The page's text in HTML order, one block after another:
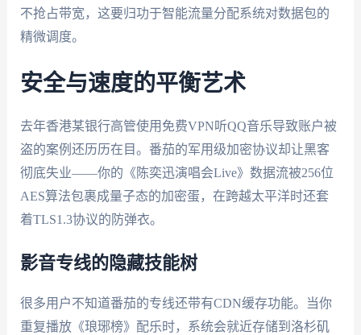
不抢占带宽，这要归功于智能流量分配系统对数据包的
精微调度。
安全与速度的平衡艺术
去年香港某银行高管使用免费VPN听QQ音乐导致账户被
盗的案例还历历在目。番茄的军用级加密协议却让黑客
彻底失业——你的《陈奕迅演唱会Live》数据流被256位
AES算法包裹成量子态的加密蛋，在跨越太平洋时还套
着TLS1.3协议的防弹衣。
影音专线的隐藏技能树
很多用户不知道番茄的专线还带有CDN缓存功能。当你
重复播放《琅琊榜》配乐时，系统会就近存储到洛杉矶